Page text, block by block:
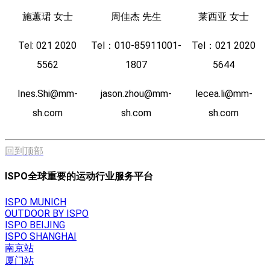
施蕙珺 女士
Tel: 021 2020
5562
Ines.Shi@mm-
sh.com
周佳杰 先生
Tel：010-85911001-
1807
jason.zhou@mm-
sh.com
莱西亚 女士
Tel：021 2020
5644
lecea.li@mm-
sh.com
回到顶部
ISPO全球重要的运动行业服务平台
ISPO MUNICH
OUTDOOR BY ISPO
ISPO BEIJING
ISPO SHANGHAI
南京站
厦门站